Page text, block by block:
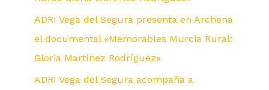
ADRI Vega del Segura presenta en Archena
el documental «Memorables Murcia Rural:
Gloria Martínez Rodríguez»
ADRI Vega del Segura acompaña a